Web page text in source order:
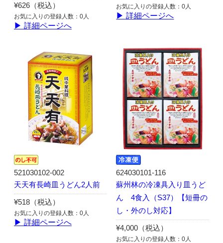
¥626（税込）
お気に入りの登録人数：0人
▶ 詳細ページへ
お気に入りの登録人数：0人
▶ 詳細ページへ
521030102-002
天天有長崎皿うどん2人前
¥518（税込）
お気に入りの登録人数：0人
▶ 詳細ページへ
624030101-116
蘇州林の冷凍具入り皿うど
ん 4食入（S37）【短冊の
し・外のし対応】
¥4,000（税込）
お気に入りの登録人数：0人